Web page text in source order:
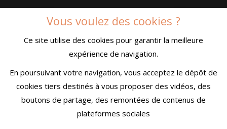
DEVENEZ ANNONCEUR
COMMUNIQUEZ UN EVENEMENT
CONDITIONS GÉNÉRALES DE VENTE
MENTIONS LÉGALES
CONFIDENTIALITÉ
Vous voulez des cookies ?
Ce site utilise des cookies pour garantir la meilleure
expérience de navigation.
En poursuivant votre navigation, vous acceptez le dépôt de
cookies tiers destinés à vous proposer des vidéos, des
boutons de partage, des remontées de contenus de
plateformes sociales